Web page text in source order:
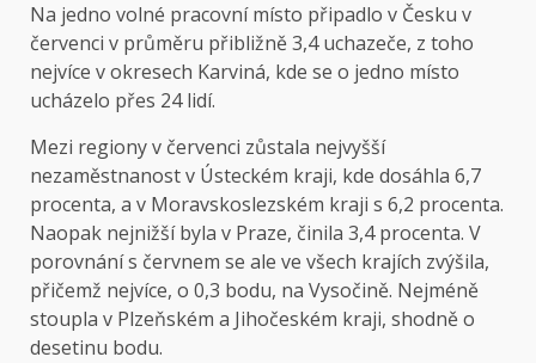
Na jedno volné pracovní místo připadlo v Česku v
červenci v průměru přibližně 3,4 uchazeče, z toho
nejvíce v okresech Karviná, kde se o jedno místo
ucházelo přes 24 lidí.
Mezi regiony v červenci zůstala nejvyšší
nezaměstnanost v Ústeckém kraji, kde dosáhla 6,7
procenta, a v Moravskoslezském kraji s 6,2 procenta.
Naopak nejnižší byla v Praze, činila 3,4 procenta. V
porovnání s červnem se ale ve všech krajích zvýšila,
přičemž nejvíce, o 0,3 bodu, na Vysočině. Nejméně
stoupla v Plzeňském a Jihočeském kraji, shodně o
desetinu bodu.